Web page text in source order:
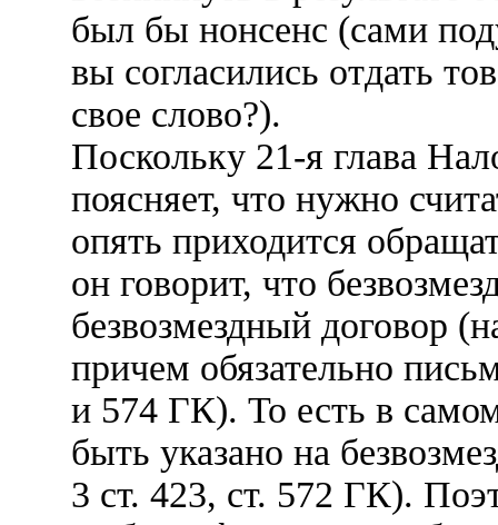
был бы нонсенс (сами
вы согласились отдать
свое слово?).
Поскольку 21-я глава
поясняет, что нужно
опять приходится
он говорит, что
безвозмездный договор
причем обязательно
и 574 ГК). То есть в
быть указано на
3 ст. 423, ст. 572 ГК).